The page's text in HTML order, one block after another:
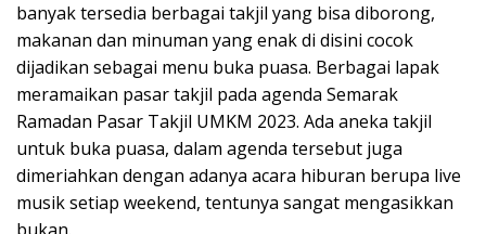
banyak tersedia berbagai takjil yang bisa diborong,
makanan dan minuman yang enak di disini cocok
dijadikan sebagai menu buka puasa. Berbagai lapak
meramaikan pasar takjil pada agenda Semarak
Ramadan Pasar Takjil UMKM 2023. Ada aneka takjil
untuk buka puasa, dalam agenda tersebut juga
dimeriahkan dengan adanya acara hiburan berupa live
musik setiap weekend, tentunya sangat mengasikkan